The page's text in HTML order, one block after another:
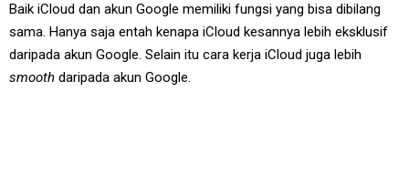
Baik iCloud dan akun Google memiliki fungsi yang bisa dibilang
sama. Hanya saja entah kenapa iCloud kesannya lebih eksklusif
daripada akun Google. Selain itu cara kerja iCloud juga lebih
smooth daripada akun Google.